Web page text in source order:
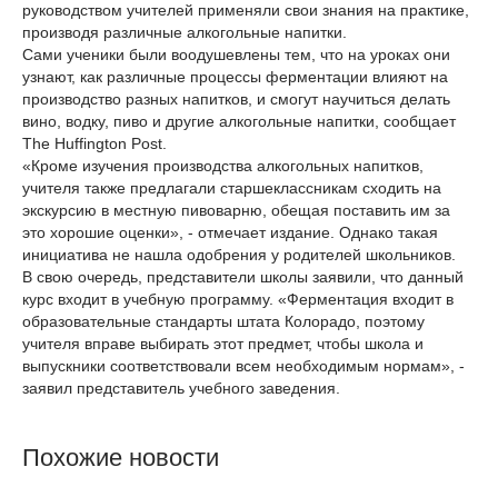
руководством учителей применяли свои знания на практике,
производя различные алкогольные напитки.
Сами ученики были воодушевлены тем, что на уроках они
узнают, как различные процессы ферментации влияют на
производство разных напитков, и смогут научиться делать
вино, водку, пиво и другие алкогольные напитки, сообщает
The Huffington Post.
«Кроме изучения производства алкогольных напитков,
учителя также предлагали старшеклассникам сходить на
экскурсию в местную пивоварню, обещая поставить им за
это хорошие оценки», - отмечает издание. Однако такая
инициатива не нашла одобрения у родителей школьников.
В свою очередь, представители школы заявили, что данный
курс входит в учебную программу. «Ферментация входит в
образовательные стандарты штата Колорадо, поэтому
учителя вправе выбирать этот предмет, чтобы школа и
выпускники соответствовали всем необходимым нормам», -
заявил представитель учебного заведения.
Похожие новости